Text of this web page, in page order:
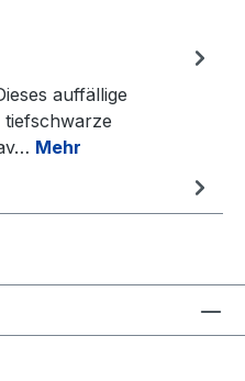
auffällige
tiefschwarze
Mehr